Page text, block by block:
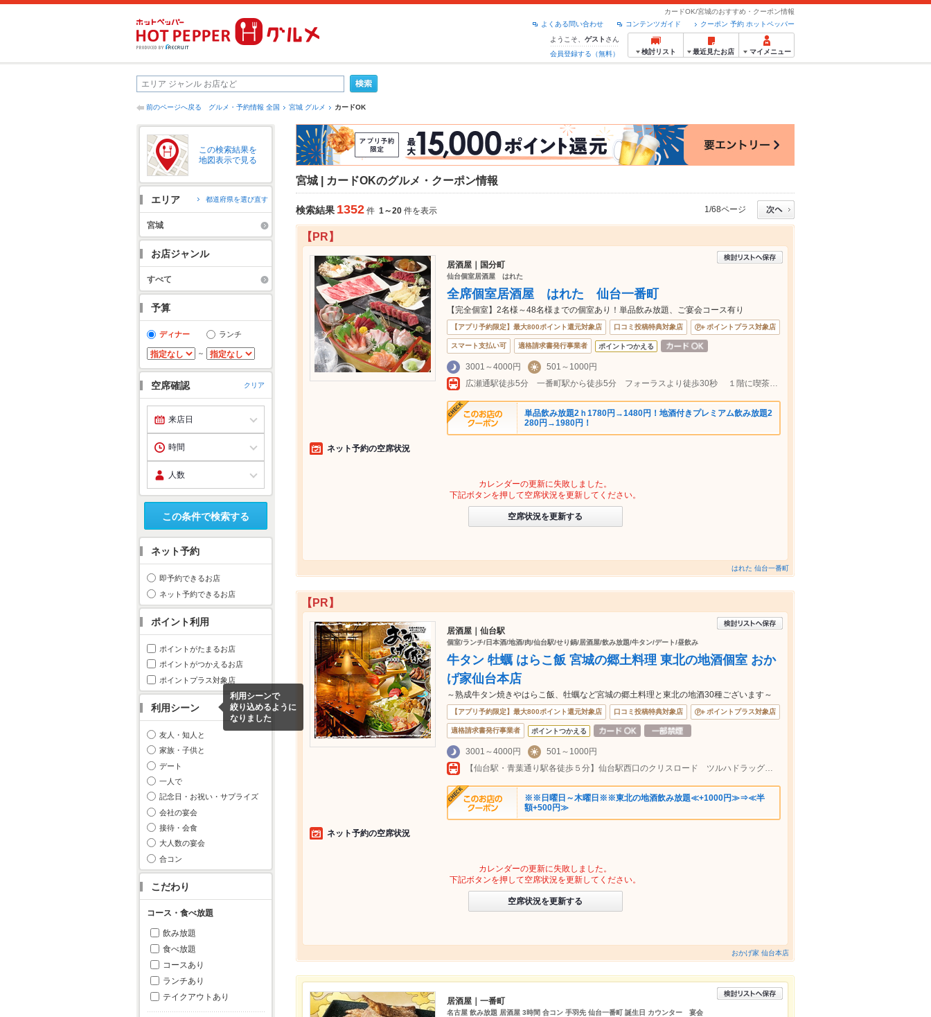
カードOK/宮城のおすすめ・クーポン情報
クーポン 予約 ホットペッパー
コンテンツガイド
よくある問い合わせ
ようこそ、 ゲスト さん
会員登録する（無料）
検討リスト 最近見たお店 マイメニュー
前のページへ戻る グルメ・予約情報 全国 宮城 グルメ カードOK
この検索結果を
地図表示で見る
エリア 都道府県を選び直す
宮城
お店ジャンル
すべて
予算
ディナー ランチ
～
空席確認 クリア
この条件で検索する
ネット予約
即予約できるお店
ネット予約できるお店
ポイント利用
ポイントがたまるお店
ポイントがつかえるお店
ポイントプラス対象店
利用シーン
利用シーンで
絞り込めるように
なりました
友人・知人と
家族・子供と
デート
一人で
記念日・お祝い・サプライズ
会社の宴会
接待・会食
大人数の宴会
合コン
こだわり
コース・食べ放題
飲み放題
食べ放題
コースあり
ランチあり
テイクアウトあり
宮城 | カードOKのグルメ・クーポン情報
検索結果 1352 件 1～20 件を表示 1/68ページ
【PR】
居酒屋｜国分町
仙台個室居酒屋 はれた
全席個室居酒屋 はれた 仙台一番町
【完全個室】2名様～48名様までの個室あり！単品飲み放題、ご宴会コース有り
【アプリ予約限定】最大800ポイント還元対象店 口コミ投稿特典対象店 ポイントプラス対象店
スマート支払い可 適格請求書発行事業者 ポイントつかえる
3001～4000円
501～1000円
広瀬通駅徒歩5分 一番町駅から徒歩5分 フォーラスより徒歩30秒 １階に喫茶店SMOKIST COFFEEさんのビル5階
単品飲み放題2ｈ1780円→1480円！地酒付きプレミアム飲み放題2
280円→1980円！
ネット予約の空席状況
カレンダーの更新に失敗しました。
下記ボタンを押して空席状況を更新してください。
空席状況を更新する
はれた 仙台一番町
【PR】
居酒屋｜仙台駅
個室/ランチ/日本酒/地酒/肉/仙台駅/せり鍋/居酒屋/飲み放題/牛タン/デート/昼飲み
牛タン 牡蠣 はらこ飯 宮城の郷土料理 東北の地酒個室 おか
げ家仙台本店
～熟成牛タン焼きやはらこ飯、牡蠣など宮城の郷土料理と東北の地酒30種ございます～
【アプリ予約限定】最大800ポイント還元対象店 口コミ投稿特典対象店 ポイントプラス対象店
適格請求書発行事業者 ポイントつかえる
3001～4000円
501～1000円
【仙台駅・青葉通り駅各徒歩５分】仙台駅西口のクリスロード ツルハドラッグのビル地下１階【テイクアウトOK】
※※日曜日～木曜日※※東北の地酒飲み放題≪+1000円≫⇒≪半
額+500円≫
ネット予約の空席状況
カレンダーの更新に失敗しました。
下記ボタンを押して空席状況を更新してください。
空席状況を更新する
おかげ家 仙台本店
居酒屋｜一番町
名古屋 飲み放題 居酒屋 3時間 合コン 手羽先 仙台一番町 誕生日 カウンター 宴会